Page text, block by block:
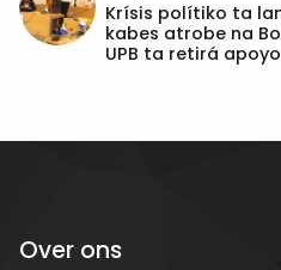
Krísis polítiko ta
kabes atrobe na
UPB ta retirá
Over ons